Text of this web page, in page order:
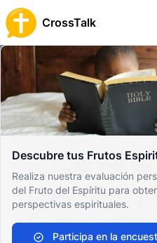
CrossTalk
Descubre tus Frutos
Realiza nuestra evaluación
del Fruto del Espíritu para
perspectivas espirituales.
Participa en la
Inicio
Archivo de Preguntas
Antiguo Testamento
Sabiduría y Poesía
¿Cuál es el contexto
¿Cuál es
histórico y